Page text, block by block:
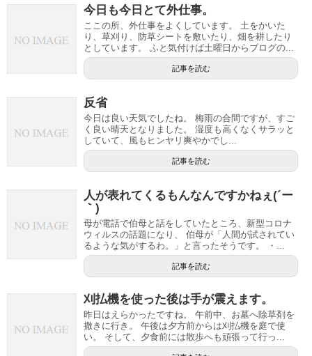
今日も今日とて外仕事。
ここの所、外仕事をよくしています。 土をかいた
り、草刈り、防草シートを敷いたり、畑を耕したり
としています。 ふと気付けば土曜日からブログの...
記事を読む
反省
今日は良い天気でしたね。 梅雨の合間ですが、すご
く良い晴天となりました。 湿度も高くなくサラッと
していて、風もヒンヤリ爽やかでし...
記事を読む
人が表れてくるもんなんですかねぇ(´ー
｀)
母が電話で伯母と話をしていたところ、新型コロナ
ウィルスの話題になり、 伯母が「人間が試されてい
るような気がするわ。」と言ったそうです。 ・...
記事を読む
刈払機を使った後は手が震えます。
昨日はえらかったですね。 午前中、お墓へ除草剤を
撒きに行き。 午後は夕方前からは刈払機を庭で使
い。 そして、夕食前には散歩へも頑張って行っ...